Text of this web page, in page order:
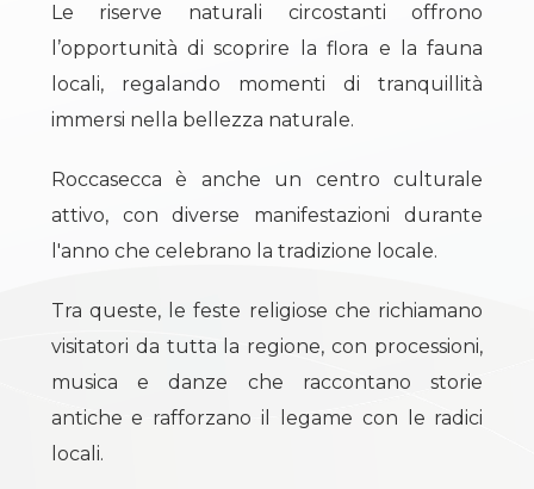
Le riserve naturali circostanti offrono
l’opportunità di scoprire la flora e la fauna
locali, regalando momenti di tranquillità
immersi nella bellezza naturale.
Roccasecca è anche un centro culturale
attivo, con diverse manifestazioni durante
l'anno che celebrano la tradizione locale.
Tra queste, le feste religiose che richiamano
visitatori da tutta la regione, con processioni,
musica e danze che raccontano storie
antiche e rafforzano il legame con le radici
locali.
Altre
opzioni
multiscelta
Giardino
Posto auto/Box